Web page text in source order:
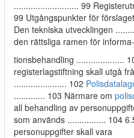
........................... 99
99 Utgångspunkter för
Den tekniska utvecklingen
den rättsliga ramen för informa-
tionsbehandling ....................
registerlagstiftning skall utgå
...................... 102
............. 103 Närmare om
all behandling av
som används ................ 104
personuppgifter skall vara